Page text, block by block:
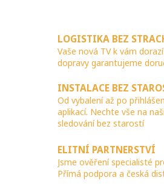
LOGISTIKA BEZ
Vaše nová TV k vám
dopravy garantujeme
INSTALACE BEZ
Od vybalení až po
aplikací. Nechte vše na
sledování bez starostí
ELITNÍ PARTNERSTVÍ
Jsme ověření specialisté
Přímá podpora a česká